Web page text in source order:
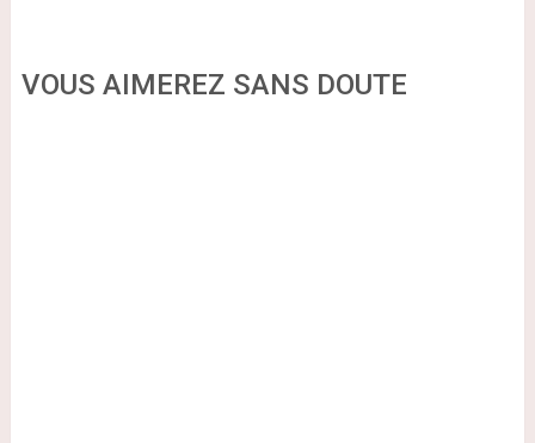
VOUS AIMEREZ SANS DOUTE